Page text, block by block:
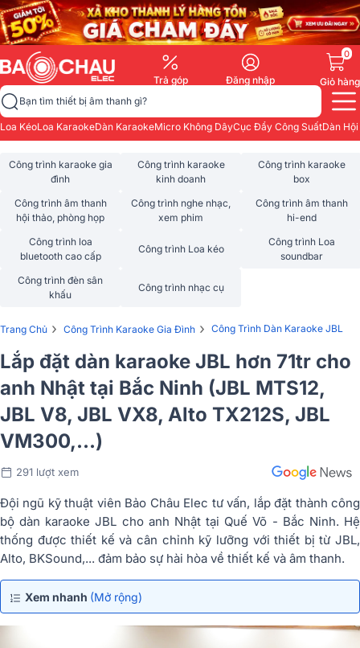
Trả góp Đăng nhập
0
Giỏ hàng
Bạn tìm thiết bị âm thanh gì?
Loa KéoLoa KaraokeDàn KaraokeMicro Không DâyCục Đẩy Công SuấtDàn
Công trình karaoke gia
đình
Công trình karaoke
kinh doanh
Công trình karaoke
box
Công trình âm thanh
hội thảo, phòng họp
Công trình nghe nhạc,
xem phim
Công trình âm thanh
hi-end
Công trình loa
bluetooth cao cấp
Công trình Loa kéo
Công trình Loa
soundbar
Công trình đèn sân
khấu
Công trình nhạc cụ
Trang Chủ › Công Trình Karaoke Gia Đình › Công Trình Dàn Karaoke JBL
Lắp đặt dàn karaoke JBL hơn 71tr cho
anh Nhật tại Bắc Ninh (JBL MTS12,
JBL V8, JBL VX8, Alto TX212S, JBL
VM300,...)
291 lượt xem
Đội ngũ kỹ thuật viên Bảo Châu Elec tư vấn, lắp đặt thành công
bộ dàn karaoke JBL cho anh Nhật tại Quế Võ - Bắc Ninh. Hệ
thống được thiết kế và cân chỉnh kỹ lưỡng với thiết bị từ JBL,
Alto, BKSound,... đảm bảo sự hài hòa về thiết kế và âm thanh.
Xem nhanh (Mở rộng)